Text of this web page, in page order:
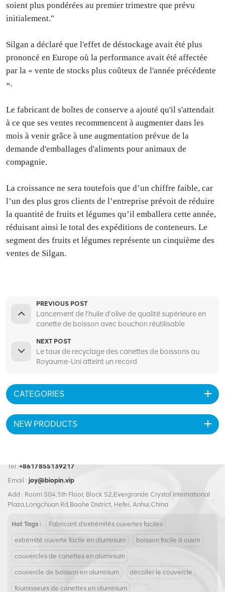
soient plus pondérées au premier trimestre que prévu
initialement."
Silgan a déclaré que l'effet de déstockage avait été plus
prononcé en Europe où la performance avait été affectée
par la « vente de stocks plus coûteux de l'année précédente
».
Le fabricant de boîtes de conserve a ajouté qu'il s'attendait
à ce que ses ventes recommencent à augmenter dans les
mois à venir grâce à une augmentation prévue de la
demande d'emballages d'aliments pour animaux de
compagnie.
La croissance ne sera toutefois que d’un chiffre faible, car
l’un des plus gros clients de l’entreprise prévoit de réduire
la quantité de fruits et légumes qu’il emballera cette année,
réduisant ainsi le total des expéditions de conteneurs. Le
segment des fruits et légumes représente un cinquième des
ventes de Silgan.
PREVIOUS POST
Lancement de l'huile d'olive de qualité supérieure en
canette de boisson avec bouchon réutilisable
NEXT POST
Le taux de recyclage des canettes de boissons au
Royaume-Uni atteint un record
CATEGORIES
NEW PRODUCTS
Tel :+8617855139217
Email : joy@biopin.vip
Add : Room 504,5th Floor, Block S2,Evergrande Crystal International
Plaza,Longchuan Rd,Baohe District, Hefei, Anhui,China
Hot Tags : Fabricant d'extrémités ouvertes faciles
extrémité ouverte facile en aluminium boisson facile à ouvrir
couvercles de canettes en aluminium
couvercle de boisson en aluminium décoller le couvercle
fournisseurs de canettes en aluminium